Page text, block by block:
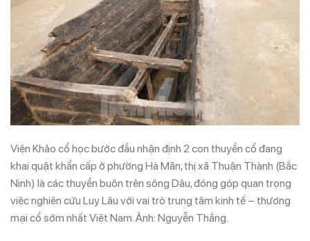
Viện Khảo cổ học bước đầu nhận định 2 con thuyền cổ đang
khai quật khẩn cấp ở phường Hà Mãn, thị xã Thuận Thành (Bắc
Ninh) là các thuyền buôn trên sông Dâu, đóng góp quan trọng
việc nghiên cứu Luy Lâu với vai trò trung tâm kinh tế – thương
mại cổ sớm nhất Việt Nam. Ảnh: Nguyễn Thắng.